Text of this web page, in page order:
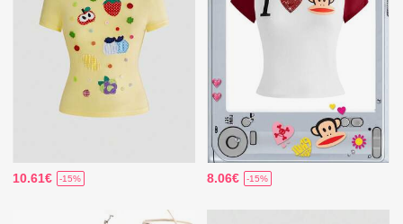
10.61€ -15% 8.06€ -15%